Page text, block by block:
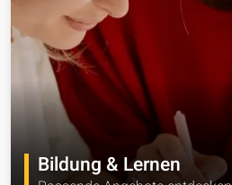
Bildung & Lernen